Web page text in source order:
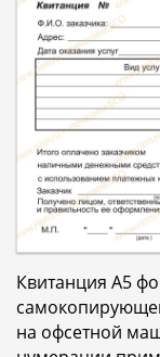
Квитанция А5
на офсетной